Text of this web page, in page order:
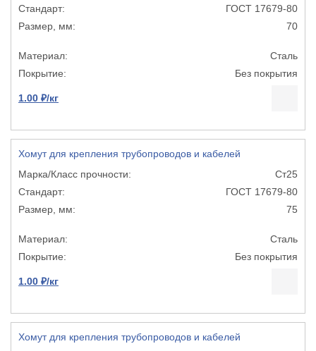
ГОСТ 17679-80
70
Сталь
Без покрытия
1.00 ₽/кг
Хомут для крепления трубопроводов и кабелей
Ст25
ГОСТ 17679-80
75
Сталь
Без покрытия
1.00 ₽/кг
Хомут для крепления трубопроводов и кабелей